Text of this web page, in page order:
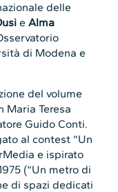
delle
eAlma
di Modena e
del volume
Maria Teresa
Guido Conti.
al contest “Un
e ispirato
(“Un metro di
di spazi dedicati